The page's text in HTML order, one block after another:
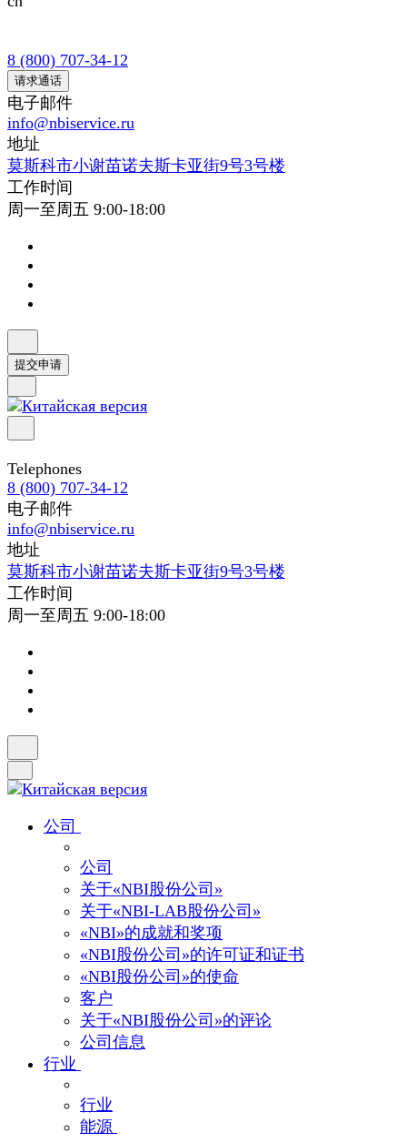
8 (800) 707-34-12
请求通话
电子邮件
info@nbiservice.ru
地址
莫斯科市小谢苗诺夫斯卡亚街9号3号楼
工作时间
周一至周五 9:00-18:00
提交申请
Telephones
8 (800) 707-34-12
电子邮件
info@nbiservice.ru
地址
莫斯科市小谢苗诺夫斯卡亚街9号3号楼
工作时间
周一至周五 9:00-18:00
公司
公司
关于«NBI股份公司»
关于«NBI-LAB股份公司»
«NBI»的成就和奖项
«NBI股份公司»的许可证和证书
«NBI股份公司»的使命
客户
关于«NBI股份公司»的评论
公司信息
行业
行业
能源